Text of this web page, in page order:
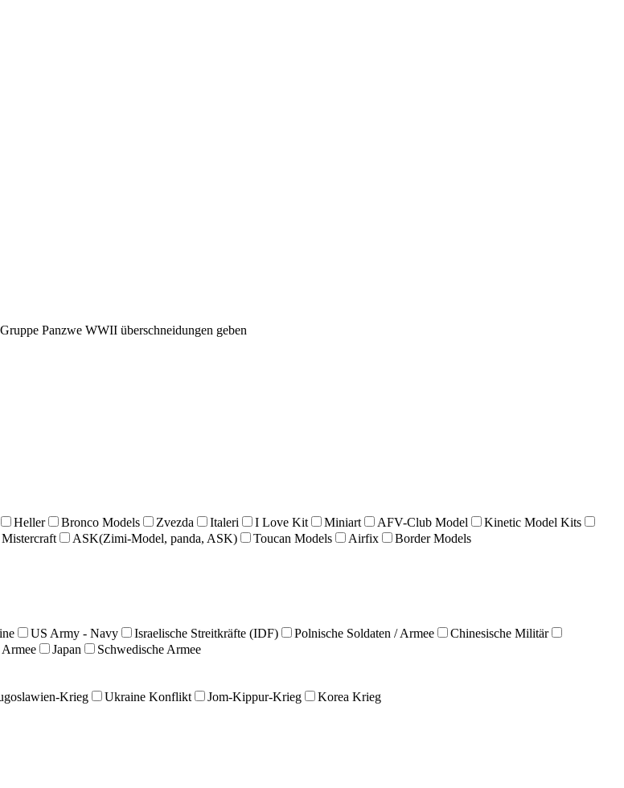
Panzwe WWII überschneidungen geben
Heller Bronco Models Zvezda Italeri I Love Kit Miniart AFV-Club Model
Kinetic Model Kits
Mistercraft ASK(Zimi-Model, panda, ASK) Toucan Models Airfix Border Models
US Army - Navy Israelische Streitkräfte (IDF) Polnische Soldaten / Armee
Chinesische Militär
Japan Schwedische Armee
Krieg Ukraine Konflikt Jom-Kippur-Krieg Korea Krieg